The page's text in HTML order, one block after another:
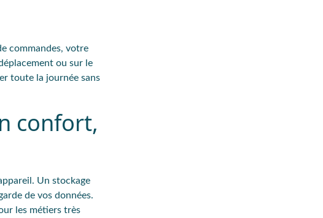
commandes, votre
ou sur le
toute la journée sans
confort,
Un stockage
de vos données.
les métiers très